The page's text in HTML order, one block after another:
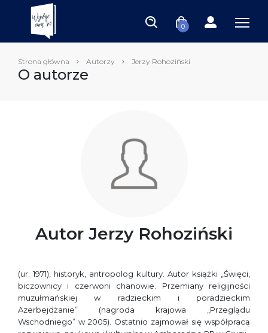
0
Strona główna Autorzy Jerzy Rohoziński
O autorze
Autor Jerzy Rohoziński
(ur. 1971), historyk, antropolog kultury. Autor książki „Święci,
biczownicy i czerwoni chanowie. Przemiany religijności
muzułmańskiej w radzieckim i poradzieckim
Azerbejdżanie” (nagroda krajowa „Przeglądu
Wschodniego” w 2005). Ostatnio zajmował się współpracą